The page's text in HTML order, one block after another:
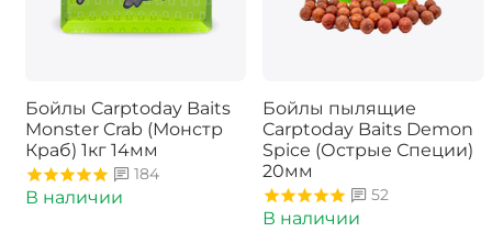
Бойлы Carptoday Baits
Monster Crab (Монстр
Краб) 1кг 14мм
184
В наличии
Бойлы пылящие
Carptoday Baits Demon
Spice (Острые Специи)
20мм
52
В наличии